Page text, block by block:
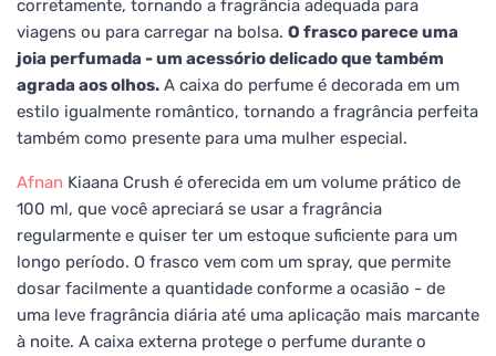
corretamente, tornando a fragrância adequada para
viagens ou para carregar na bolsa. O frasco parece uma
joia perfumada - um acessório delicado que também
agrada aos olhos. A caixa do perfume é decorada em um
estilo igualmente romântico, tornando a fragrância perfeita
também como presente para uma mulher especial.
Afnan Kiaana Crush é oferecida em um volume prático de
100 ml, que você apreciará se usar a fragrância
regularmente e quiser ter um estoque suficiente para um
longo período. O frasco vem com um spray, que permite
dosar facilmente a quantidade conforme a ocasião - de
uma leve fragrância diária até uma aplicação mais marcante
à noite. A caixa externa protege o perfume durante o